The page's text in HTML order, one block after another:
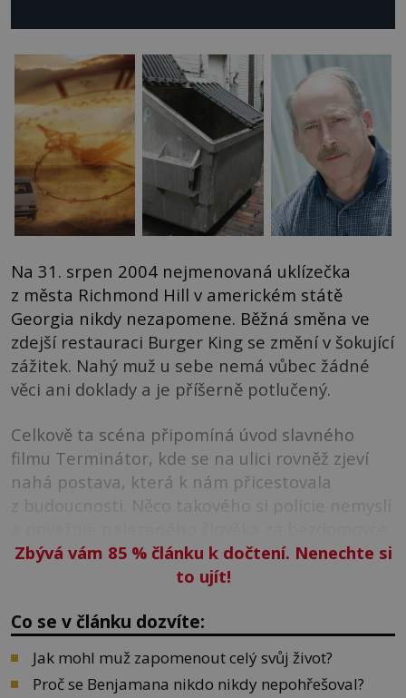
Na 31. srpen 2004 nejmenovaná uklízečka
z města Richmond Hill v americkém státě
Georgia nikdy nezapomene. Běžná směna ve
zdejší restauraci Burger King se změní v šokující
zážitek. Nahý muž u sebe nemá vůbec žádné
věci ani doklady a je příšerně potlučený.
Celkově ta scéna připomíná úvod slavného
filmu Terminátor, kde se na ulici rovněž zjeví
nahá postava, která k nám přicestovala
z budoucnosti. Něco takového si policie nemyslí
Zbývá vám 85 %článku k dočtení. Nenechte si
to ujít!
Co se v článku dozvíte:
Jak mohl muž zapomenout celý svůj život?
Proč se Benjamana nikdo nikdy nepohřešoval?